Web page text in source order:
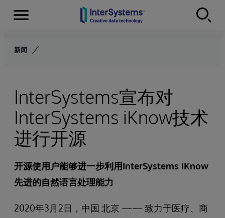
Skip to content
Menu
新闻
InterSystems宣布对
InterSystems iKnow技术
进行开源
开源使用户能够进一步利用InterSystems iKnow
先进的自然语言处理能力
2020年3月2日，中国 北京 —— 致力于医疗、商